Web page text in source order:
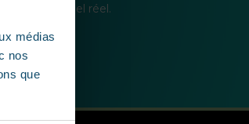
médias
nos
que
professionnel réel.